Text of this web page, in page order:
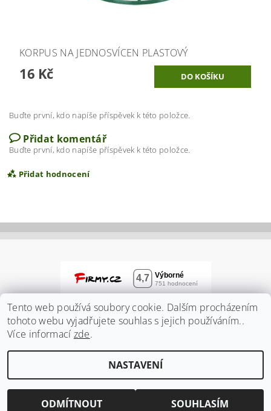
KORPUS NA JEDNOSVÍCEN PLASTOVÝ
16 Kč
Buďte první, kdo napíše příspěvek k této položce.
Přidat komentář
Buďte první, kdo napíše příspěvek k této položce.
Přidat hodnocení
Vložením hodnocení souhlasíte spodmínkami
ochrany osobních údajů
2026 ©Zahradnidum.cz, všechna práva vyhrazena
Tento web používá soubory cookie. Dalším procházením
tohoto webu vyjadřujete souhlas s jejich používáním..
Více informací zde.
NASTAVENÍ
ODMÍTNOUT SOUHLASÍM